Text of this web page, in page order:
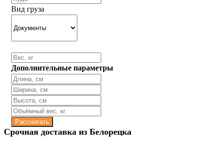
Вид груза
Дополнительные параметры
Срочная доставка из Белорецка